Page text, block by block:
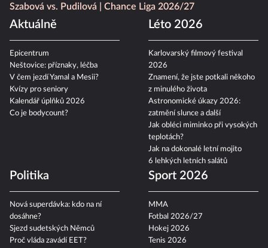
Szabová vs. Pudilová
Chance Liga 2026/27
Aktuálně
Epicentrum
Neštovice: příznaky, léčba
V čem jezdí Yamal a Mesii?
Kvízy pro seniory
Kalendář úplňků 2026
Co je bodycount?
Léto 2026
Karlovarský filmový festival
2026
Znamení, že jste potkali někoho
z minulého života
Astronomické úkazy 2026:
zatmění slunce a další
Jak obléci miminko při vysokých
teplotách?
Jak na dokonalé letní mojito
6 lehkých letních salátů
Politika
Nová superdávka: kdo na ní
dosáhne?
Sjezd sudetských Němců
Proč vláda zavádí EET?
Sport 2026
MMA
Fotbal 2026/27
Hokej 2026
Tenis 2026